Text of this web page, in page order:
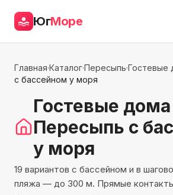
ЮгМоре
Главная·Каталог·Пересыпь·Гостевые
с бассейном у моря
Гостевые дома
Пересыпь с
у моря
19 вариантов с бассейном и в
пляжа — до 300 м. Прямые